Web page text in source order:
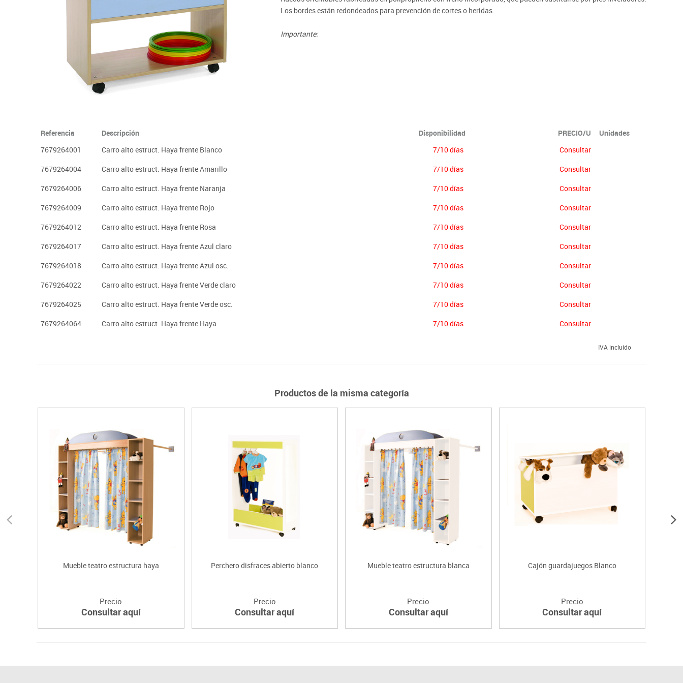
Papel y manipulados
Lenguaje & idiomas
Los bordes están redondeados para prevención de cortes o heridas.
Importante:
Referencia Descripción Disponibilidad PRECIO/U
Unidades
7679264001
Carro alto estruct. Haya frente Blanco 7/10 días
Consultar
7679264004
Carro alto estruct. Haya frente Amarillo 7/10 días
Consultar
7679264006
Carro alto estruct. Haya frente Naranja 7/10 días
Consultar
7679264009
Carro alto estruct. Haya frente Rojo 7/10 días
Consultar
7679264012
Carro alto estruct. Haya frente Rosa 7/10 días
Consultar
7679264017
Carro alto estruct. Haya frente Azul claro 7/10 días
Consultar
7679264018
Carro alto estruct. Haya frente Azul osc. 7/10 días
Consultar
7679264022
Carro alto estruct. Haya frente Verde claro 7/10 días
Consultar
7679264025
Carro alto estruct. Haya frente Verde osc. 7/10 días
Consultar
7679264064
Carro alto estruct. Haya frente Haya 7/10 días Consultar
IVA incluido
Productos de la misma categoría
Mueble teatro estructura haya
Precio
Consultar aquí
Perchero disfraces abierto blanco
Precio
Consultar aquí
Mueble teatro estructura blanca
Precio
Consultar aquí
Cajón guardajuegos Blanco
Precio
Consultar aquí